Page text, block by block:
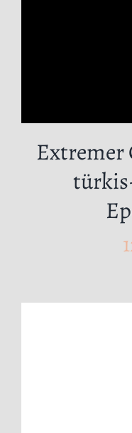
Extremer